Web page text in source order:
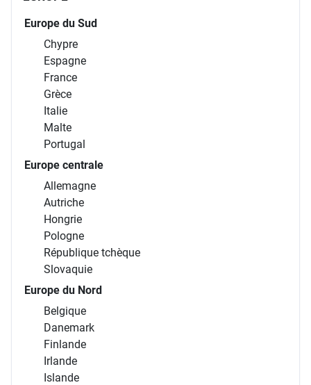
Europe du Sud
Chypre
Espagne
France
Grèce
Italie
Malte
Portugal
Europe centrale
Allemagne
Autriche
Hongrie
Pologne
République tchèque
Slovaquie
Europe du Nord
Belgique
Danemark
Finlande
Irlande
Islande